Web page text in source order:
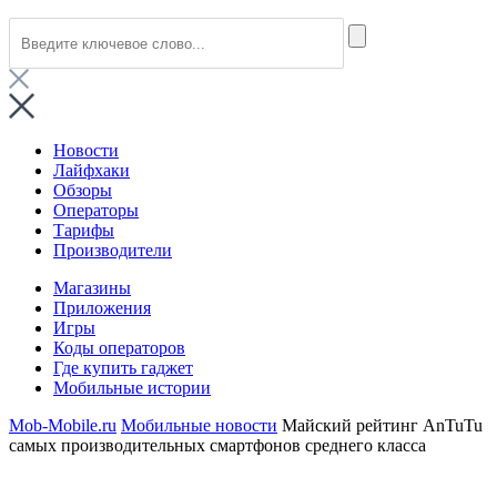
Новости
Лайфхаки
Обзоры
Операторы
Тарифы
Производители
Магазины
Приложения
Игры
Коды операторов
Где купить гаджет
Мобильные истории
Mob-Mobile.ru Мобильные новости Майский рейтинг AnTuTu
самых производительных смартфонов среднего класса